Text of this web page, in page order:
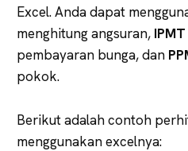
Excel. Anda dapat
menghitung angsuran, IPMT
pembayaran bunga, dan
pokok.
Berikut adalah contoh
menggunakan excelnya: